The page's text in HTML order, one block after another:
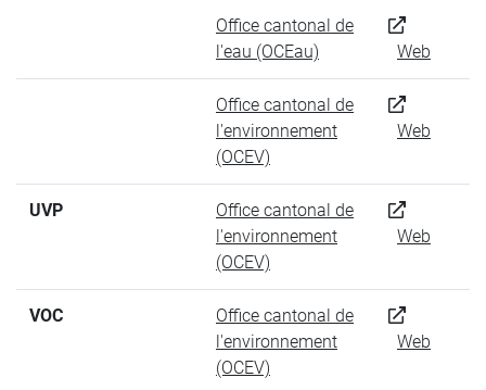
Office cantonal de
l'eau (OCEau)
Web
Office cantonal de
l'environnement
(OCEV)
Web
UVP
Office cantonal de
l'environnement
(OCEV)
Web
VOC
Office cantonal de
l'environnement
(OCEV)
Web